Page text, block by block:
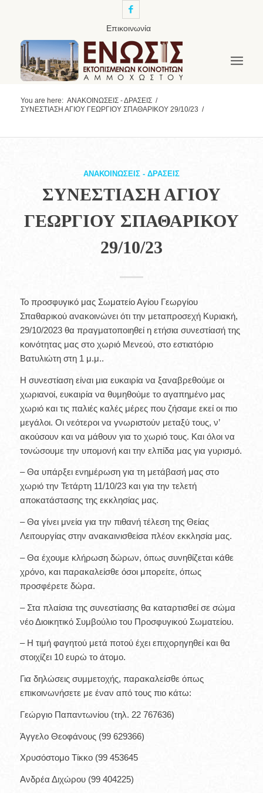
Επικοινωνία
You are here: ΑΝΑΚΟΙΝΩΣΕΙΣ - ΔΡΑΣΕΙΣ /
ΣΥΝΕΣΤΙΑΣΗ ΑΓΙΟΥ ΓΕΩΡΓΙΟΥ ΣΠΑΘΑΡΙΚΟΥ 29/10/23 /
ΑΝΑΚΟΙΝΩΣΕΙΣ - ΔΡΑΣΕΙΣ
ΣΥΝΕΣΤΙΑΣΗ ΑΓΙΟΥ
ΓΕΩΡΓΙΟΥ ΣΠΑΘΑΡΙΚΟΥ
29/10/23
Το προσφυγικό μας Σωματείο Αγίου Γεωργίου
Σπαθαρικού ανακοινώνει ότι την μεταπροσεχή Κυριακή,
29/10/2023 θα πραγματοποιηθεί η ετήσια συνεστίασή της
κοινότητας μας στο χωριό Μενεού, στο εστιατόριο
Βατυλιώτη στη 1 μ.μ..
Η συνεστίαση είναι μια ευκαιρία να ξαναβρεθούμε οι
χωριανοί, ευκαιρία να θυμηθούμε το αγαπημένο μας
χωριό και τις παλιές καλές μέρες που ζήσαμε εκεί οι πιο
μεγάλοι. Οι νεότεροι να γνωριστούν μεταξύ τους, ν’
ακούσουν και να μάθουν για το χωριό τους. Και όλοι να
τονώσουμε την υπομονή και την ελπίδα μας για γυρισμό.
– Θα υπάρξει ενημέρωση για τη μετάβασή μας στο
χωριό την Τετάρτη 11/10/23 και για την τελετή
αποκατάστασης της εκκλησίας μας.
– Θα γίνει μνεία για την πιθανή τέλεση της Θείας
Λειτουργίας στην ανακαινισθείσα πλέον εκκλησία μας.
– Θα έχουμε κλήρωση δώρων, όπως συνηθίζεται κάθε
χρόνο, και παρακαλείσθε όσοι μπορείτε, όπως
προσφέρετε δώρα.
– Στα πλαίσια της συνεστίασης θα καταρτισθεί σε σώμα
νέο Διοικητικό Συμβούλιο του Προσφυγικού Σωματείου.
– Η τιμή φαγητού μετά ποτού έχει επιχορηγηθεί και θα
στοιχίζει 10 ευρώ το άτομο.
Για δηλώσεις συμμετοχής, παρακαλείσθε όπως
επικοινωνήσετε με έναν από τους πιο κάτω:
Γεώργιο Παπαντωνίου (τηλ. 22 767636)
Άγγελο Θεοφάνους (99 629366)
Χρυσόστομο Τίκκο (99 453645
Ανδρέα Διχώρου (99 404225)